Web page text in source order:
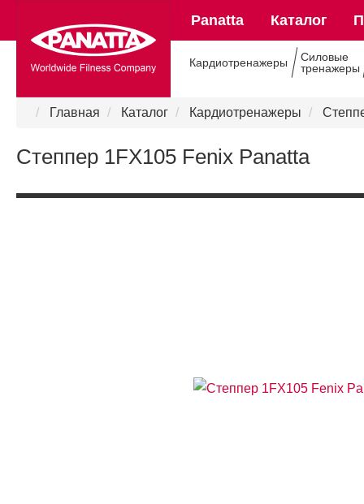
Panatta в России
Panatta Каталог
Кардиотренажеры
Силовые
тренажеры
Главная Каталог Кардиотренажеры
Степпер 1FX105 Fenix Panatta